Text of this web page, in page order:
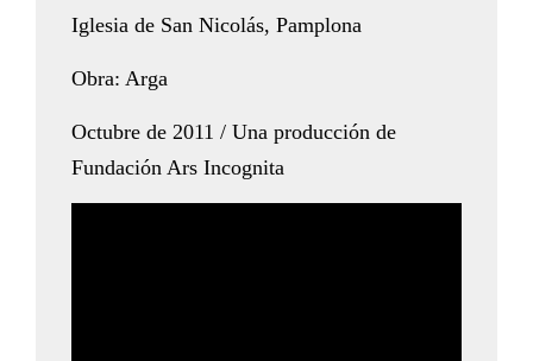
Iglesia de San Nicolás, Pamplona
Obra: Arga
Octubre de 2011 / Una producción de
Fundación Ars Incognita